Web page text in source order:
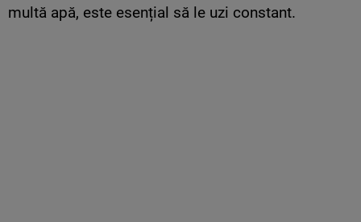
multă apă, este esențial să le uzi constant.